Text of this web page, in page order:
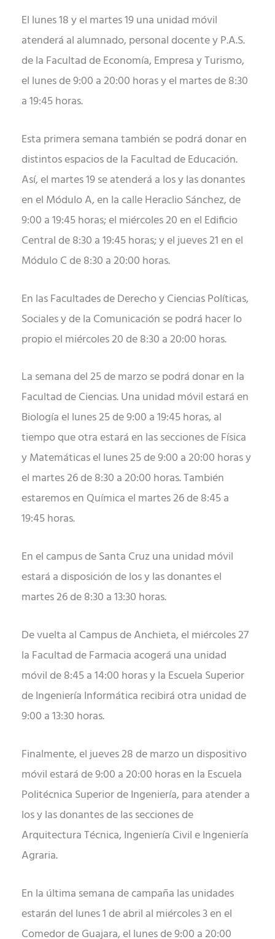
El lunes 18 y el martes 19 una unidad móvil
atenderá al alumnado, personal docente y P.A.S.
de la Facultad de Economía, Empresa y Turismo,
el lunes de 9:00 a 20:00 horas y el martes de 8:30
a 19:45 horas.
Esta primera semana también se podrá donar en
distintos espacios de la Facultad de Educación.
Así, el martes 19 se atenderá a los y las donantes
en el Módulo A, en la calle Heraclio Sánchez, de
9:00 a 19:45 horas; el miércoles 20 en el Edificio
Central de 8:30 a 19:45 horas; y el jueves 21 en el
Módulo C de 8:30 a 20:00 horas.
En las Facultades de Derecho y Ciencias Políticas,
Sociales y de la Comunicación se podrá hacer lo
propio el miércoles 20 de 8:30 a 20:00 horas.
La semana del 25 de marzo se podrá donar en la
Facultad de Ciencias. Una unidad móvil estará en
Biología el lunes 25 de 9:00 a 19:45 horas, al
tiempo que otra estará en las secciones de Física
y Matemáticas el lunes 25 de 9:00 a 20:00 horas y
el martes 26 de 8:30 a 20:00 horas. También
estaremos en Química el martes 26 de 8:45 a
19:45 horas.
En el campus de Santa Cruz una unidad móvil
estará a disposición de los y las donantes el
martes 26 de 8:30 a 13:30 horas.
De vuelta al Campus de Anchieta, el miércoles 27
la Facultad de Farmacia acogerá una unidad
móvil de 8:45 a 14:00 horas y la Escuela Superior
de Ingeniería Informática recibirá otra unidad de
9:00 a 13:30 horas.
Finalmente, el jueves 28 de marzo un dispositivo
móvil estará de 9:00 a 20:00 horas en la Escuela
Politécnica Superior de Ingeniería, para atender a
los y las donantes de las secciones de
Arquitectura Técnica, Ingeniería Civil e Ingeniería
Agraria.
En la última semana de campaña las unidades
estarán del lunes 1 de abril al miércoles 3 en el
Comedor de Guajara, el lunes de 9:00 a 20:00